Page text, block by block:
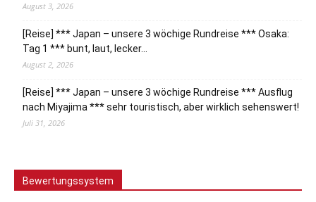
August 3, 2026
[Reise] *** Japan – unsere 3 wöchige Rundreise *** Osaka:
Tag 1 *** bunt, laut, lecker…
August 2, 2026
[Reise] *** Japan – unsere 3 wöchige Rundreise *** Ausflug
nach Miyajima *** sehr touristisch, aber wirklich sehenswert!
Juli 31, 2026
Bewertungssystem